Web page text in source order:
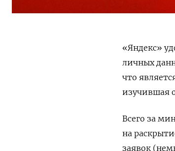
«Яндекс»
личных
что
изучившая
Всего за
на
заявок